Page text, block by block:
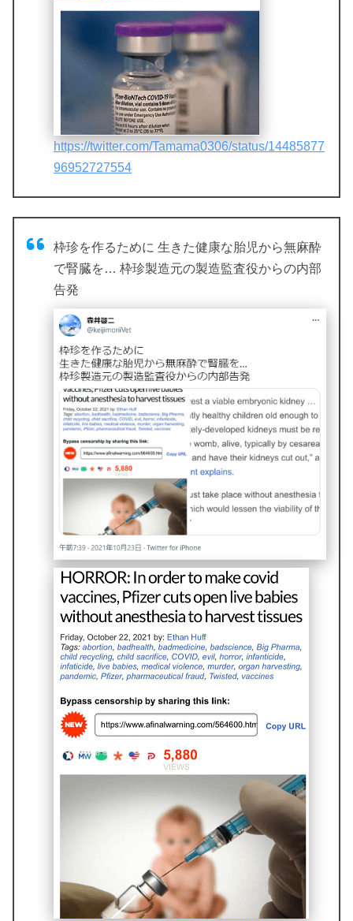
https://twitter.com/Tamama0306/status/14485877
96952727554
枠珍を作るために 生きた健康な胎児から無麻酔
で腎臓を… 枠珍製造元の製造監査役からの内部
告発